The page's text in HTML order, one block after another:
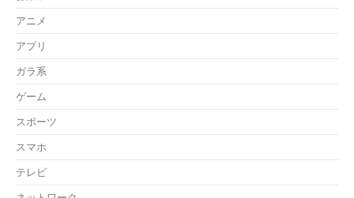
アニメ
アプリ
ガラ系
ゲーム
スポーツ
スマホ
テレビ